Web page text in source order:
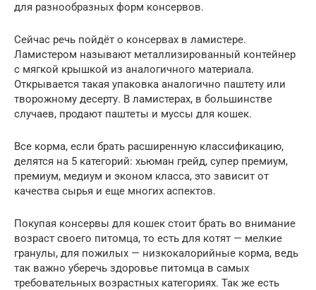
для разнообразных форм консервов.
Сейчас речь пойдёт о консервах в ламистере.
Ламистером называют металлизированный контейнер
с мягкой крышкой из аналогичного материала.
Открывается такая упаковка аналогично паштету или
творожному десерту. В ламистерах, в большинстве
случаев, продают паштеты и муссы для кошек.
Все корма, если брать расширенную классификацию,
делятся на 5 категорий: хьюман грейд, супер премиум,
премиум, медиум и эконом класса, это зависит от
качества сырья и еще многих аспектов.
Покупая консервы для кошек стоит брать во внимание
возраст своего питомца, то есть для котят — мелкие
гранулы, для пожилых — низкокалорийные корма, ведь
так важно уберечь здоровье питомца в самых
требовательных возрастных категориях. Так же есть